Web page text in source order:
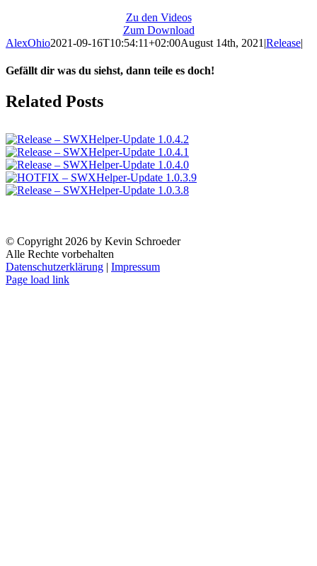
Zu den Videos
Zum Download
AlexOhio2021-09-16T10:54:11+02:00August 14th, 2021 |Release|
Gefällt dir was du siehst, dann teile es doch!
Facebook
X
Reddit
LinkedIn
WhatsApp
Tumblr
Pinterest
Vk
Email
Related Posts
© Copyright 2026 by Kevin Schroeder
Alle Rechte vorbehalten
Datenschutzerklärung | Impressum
Facebook
YouTube
X
Page load link